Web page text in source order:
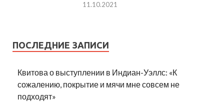
11.10.2021
ПОСЛЕДНИЕ ЗАПИСИ
Квитова о выступлении в Индиан-Уэллс: «К
сожалению, покрытие и мячи мне совсем не
подходят»